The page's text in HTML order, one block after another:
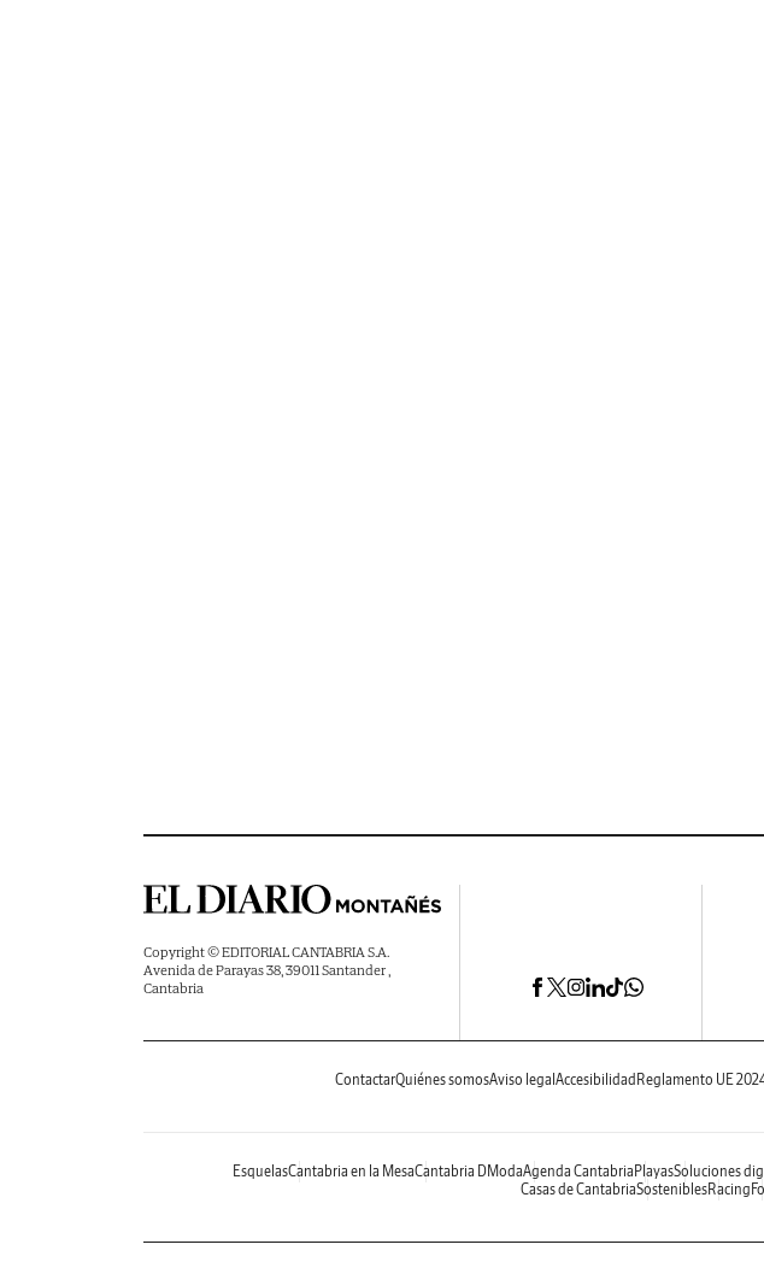
Copyright © EDITORIAL CANTABRIA S.A.
Avenida de Parayas 38, 39011 Santander ,
Cantabria
ContactarQuiénes somosAviso legal Accesibilidad Reglamento UE
EsquelasCantabria en la MesaCantabria DModaAgenda Cantabria PlayasSoluciones
Casas de CantabriaSosteniblesRacing